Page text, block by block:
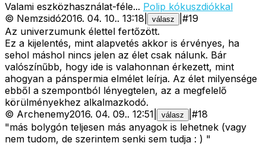
Valami eszközhasználat-féle... Polip kókuszdiókkal
© Nemzsidó2016. 04. 10.. 13:18 válasz #19
Az univerzumunk élettel fertőzött.
Ez a kijelentés, mint alapvetés akkor is érvényes, ha
sehol máshol nincs jelen az élet csak nálunk. Bár
valószínűbb, hogy ide is valahonnan érkezett, mint
ahogyan a pánspermia elmélet leírja. Az élet milyensége
ebből a szempontból lényegtelen, az a megfelelő
körülményekhez alkalmazkodó.
© Archenemy2016. 04. 09.. 12:51 válasz #18
"más bolygón teljesen más anyagok is lehetnek (vagy
nem tudom, de szerintem senki sem tudja : ) "